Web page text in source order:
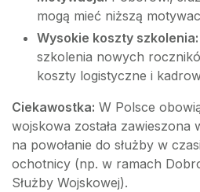
mogą mieć niższą
Wysokie koszty szkolenia:
szkolenia nowych
koszty logistyczne i
Ciekawostka: W Polsce
wojskowa została
na powołanie do służby w
ochotnicy (np. w ramach
Służby Wojskowej).